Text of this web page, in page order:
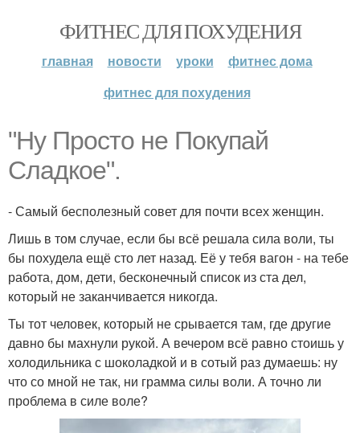
ФИТНЕС ДЛЯ ПОХУДЕНИЯ
главная новости уроки
фитнес дома
фитнес для похудения
"Ну Просто не Покупай
Сладкое".
- Самый бесполезный совет для почти всех женщин.
Лишь в том случае, если бы всё решала сила воли, ты
бы похудела ещё сто лет назад. Её у тебя вагон - на тебе
работа, дом, дети, бесконечный список из ста дел,
который не заканчивается никогда.
Ты тот человек, который не срывается там, где другие
давно бы махнули рукой. А вечером всё равно стоишь у
холодильника с шоколадкой и в сотый раз думаешь: ну
что со мной не так, ни грамма силы воли. А точно ли
проблема в силе воле?